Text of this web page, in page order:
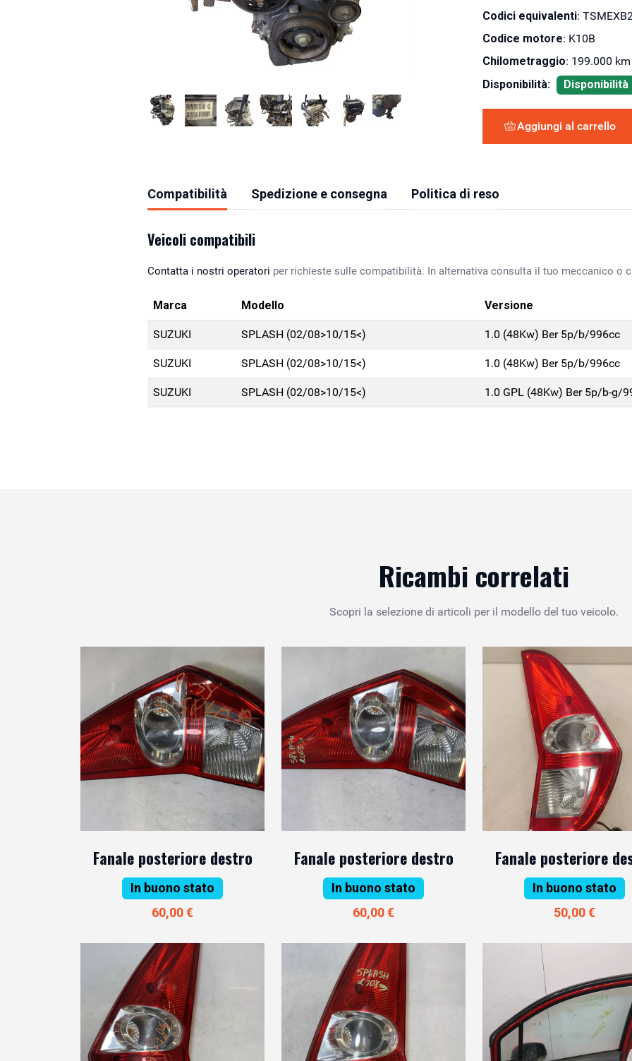
Codici equivalenti:
Codice motore: K10B
Chilometraggio: 199.000 km
Disponibilità:
Aggiungi al carrello
Compatibilità Spedizione e consegna Politica di reso
Veicoli compatibili
Contatta i nostri operatori per richieste sulle compatibilità. In alternativa consulta il tuo meccanico o
Marca Modello Versione
SUZUKI SPLASH (02/08>10/15<) 1.0 (48Kw) Ber 5p/b/996cc
SUZUKI SPLASH (02/08>10/15<) 1.0 (48Kw) Ber 5p/b/996cc
SUZUKI SPLASH (02/08>10/15<) 1.0 GPL (48Kw) Ber 5p/b-g/
Ricambi correlati
Scopri la selezione di articoli per il modello del tuo veicolo.
Fanale posteriore destro
In buono stato
60,00 €
Fanale posteriore destro
In buono stato
60,00 €
Fanale posteriore
In buono stato
50,00 €